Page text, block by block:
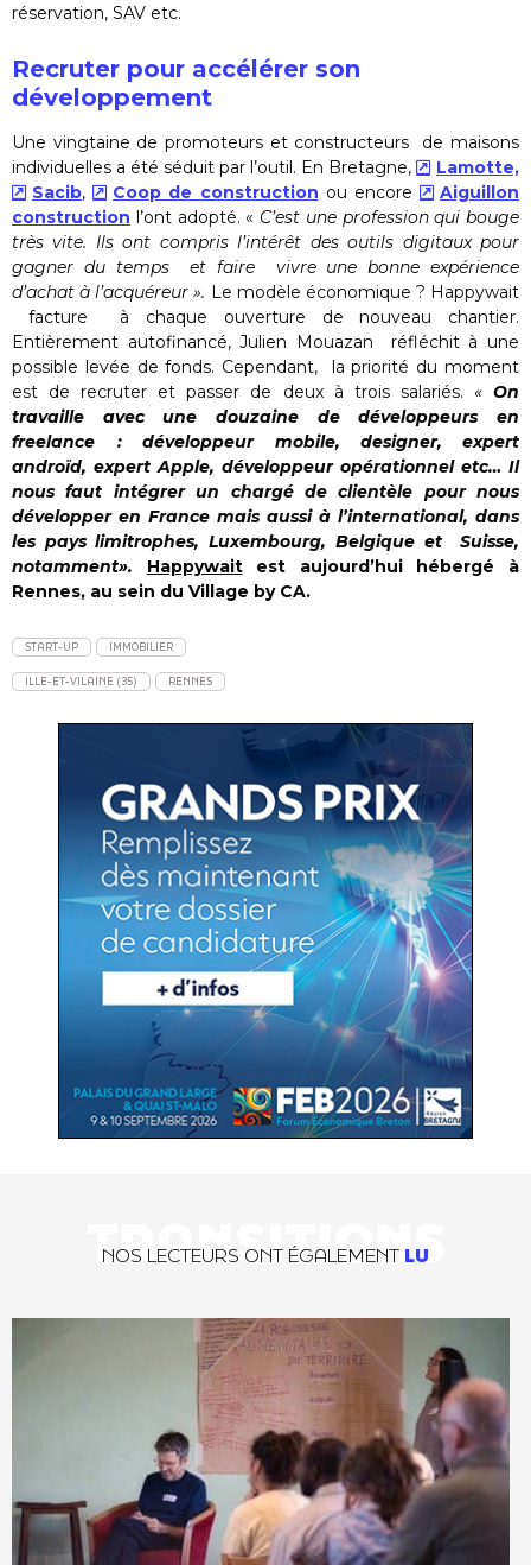
réservation, SAV etc.
Recruter pour accélérer son
développement
Une vingtaine de promoteurs et constructeurs de maisons
individuelles a été séduit par l’outil. En Bretagne,
Lamotte,
Sacib, Coop de construction ou encore
Aiguillon
construction l’ont adopté. « C’est une profession qui bouge
très vite. Ils ont compris l’intérêt des outils digitaux pour
gagner du temps
et faire vivre une bonne expérience
d’achat à l’acquéreur ». Le modèle économique ? Happywait
facture à chaque ouverture de nouveau chantier.
Entièrement autofinancé, Julien Mouazan réfléchit à une
possible levée de fonds. Cependant, la priorité du moment
est de recruter et passer de deux à trois salariés. «On
travaille avec une douzaine de développeurs en
freelance : développeur mobile, designer, expert
androïd, expert Apple, développeur opérationnel etc… Il
nous faut intégrer un chargé de clientèle pour nous
développer en France mais aussi à l’international, dans
les pays limitrophes, Luxembourg, Belgique et Suisse,
notamment». Happywaitest aujourd’hui hébergé à
Rennes, au sein du Village by CA.
START-UP IMMOBILIER
ILLE-ET-VILAINE (35) RENNES
TRANSITIONS
NOS LECTEURS ONT ÉGALEMENT LU